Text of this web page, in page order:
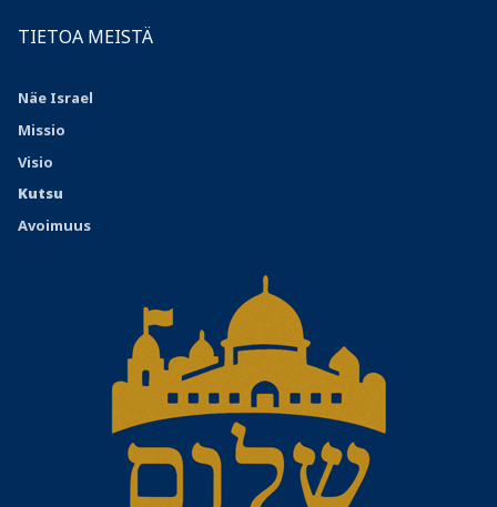
TIETOA MEISTÄ
Näe Israel
Missio
Visio
Kutsu
Avoimuus